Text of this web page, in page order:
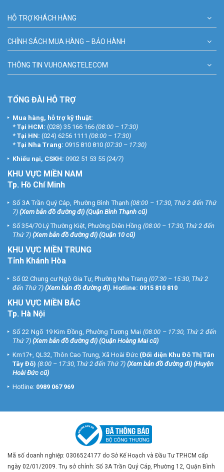
HỖ TRỢ KHÁCH HÀNG
CHÍNH SÁCH MUA HÀNG – BẢO HÀNH
THÔNG TIN VUHOANGTELECOM
TỔNG ĐÀI HỖ TRỢ
Mua hàng, hỗ trợ kỹ thuật:
* Tại HCM: (028) 35 166 166 (08:00 – 17:30)
* Tại HN: (024) 6256 1111 (08:00 – 17:30)
* Tại Nha Trang: 0915 810 810 (07:30 – 17:30)
Khiếu nại, CSKH: 0902 51 53 55 (24/7)
KHU VỰC MIỀN NAM
Tp. Hồ Chí Minh
Số 3A Trần Quý Cáp, Phường Bình Thạnh (08:00 – 17:30, Thứ 2 đến Thứ
7) (Xem bản đồ đường đi) (Quận Bình Thạnh cũ)
Số 354/70 Lý Thường Kiệt, Phường Diên Hồng (08:00 – 17:30, Thứ 2 đến
Thứ 7) (Xem bản đồ đường đi) (Quận 10 cũ)
KHU VỰC MIỀN TRUNG
Tỉnh Khánh Hòa
Số 02 Chung cư Ngô Gia Tự, Phường Nha Trang (07:30 – 15:30, Thứ 2
đến Thứ 7) (Xem bản đồ đường đi). Hotline: 0915 810 810
KHU VỰC MIỀN BẮC
Tp. Hà Nội
Số 22 Ngõ 19 Kim Đồng, Phường Tương Mai (08:00 – 17:30, Thứ 2 đến
Thứ 7) (Xem bản đồ đường đi) (Quận Hoàng Mai cũ)
Km17+, QL32, Thôn Cao Trung, Xã Hoài Đức (Đối diện Khu Đô Thị Tân
Tây Đô) (8:00 – 17:30, Thứ 2 đến Thứ 7) (Xem bản đồ đường đi) (Huyện
Hoài Đức cũ)
Hotline: 0989 067 969
Mã số doanh nghiệp: 0306524177 do Sở Kế Hoạch và Đầu Tư TP.HCM cấp
ngày 02/01/2009. Trụ sở chính: Số 3A Trần Quý Cáp, Phường 12, Quận Bình